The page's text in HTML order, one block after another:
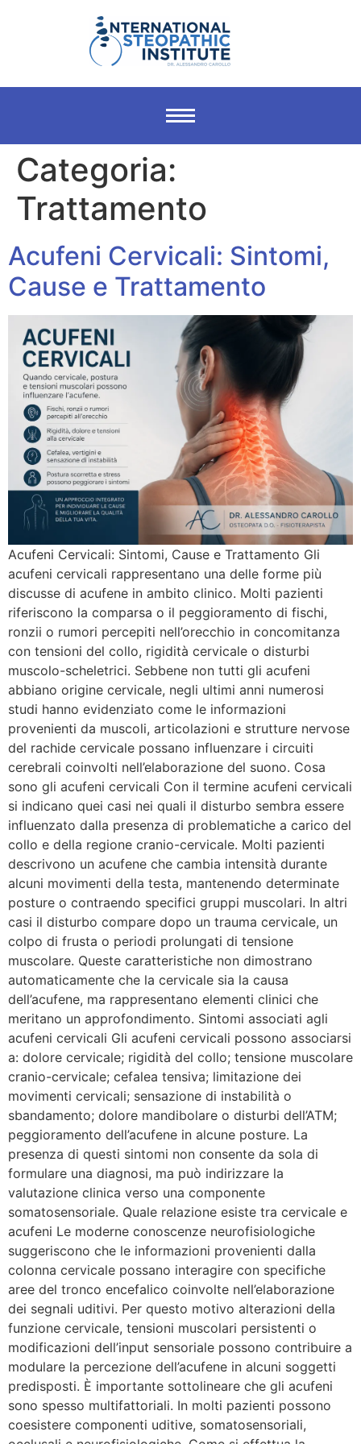
Categoria:
Trattamento
Acufeni Cervicali: Sintomi,
Cause e Trattamento
Acufeni Cervicali: Sintomi, Cause e Trattamento Gli
acufeni cervicali rappresentano una delle forme più
discusse di acufene in ambito clinico. Molti pazienti
riferiscono la comparsa o il peggioramento di fischi,
ronzii o rumori percepiti nell’orecchio in concomitanza
con tensioni del collo, rigidità cervicale o disturbi
muscolo-scheletrici. Sebbene non tutti gli acufeni
abbiano origine cervicale, negli ultimi anni numerosi
studi hanno evidenziato come le informazioni
provenienti da muscoli, articolazioni e strutture nervose
del rachide cervicale possano influenzare i circuiti
cerebrali coinvolti nell’elaborazione del suono. Cosa
sono gli acufeni cervicali Con il termine acufeni cervicali
si indicano quei casi nei quali il disturbo sembra essere
influenzato dalla presenza di problematiche a carico del
collo e della regione cranio-cervicale. Molti pazienti
descrivono un acufene che cambia intensità durante
alcuni movimenti della testa, mantenendo determinate
posture o contraendo specifici gruppi muscolari. In altri
casi il disturbo compare dopo un trauma cervicale, un
colpo di frusta o periodi prolungati di tensione
muscolare. Queste caratteristiche non dimostrano
automaticamente che la cervicale sia la causa
dell’acufene, ma rappresentano elementi clinici che
meritano un approfondimento. Sintomi associati agli
acufeni cervicali Gli acufeni cervicali possono associarsi
a: dolore cervicale; rigidità del collo; tensione muscolare
cranio-cervicale; cefalea tensiva; limitazione dei
movimenti cervicali; sensazione di instabilità o
sbandamento; dolore mandibolare o disturbi dell’ATM;
peggioramento dell’acufene in alcune posture. La
presenza di questi sintomi non consente da sola di
formulare una diagnosi, ma può indirizzare la
valutazione clinica verso una componente
somatosensoriale. Quale relazione esiste tra cervicale e
acufeni Le moderne conoscenze neurofisiologiche
suggeriscono che le informazioni provenienti dalla
colonna cervicale possano interagire con specifiche
aree del tronco encefalico coinvolte nell’elaborazione
dei segnali uditivi. Per questo motivo alterazioni della
funzione cervicale, tensioni muscolari persistenti o
modificazioni dell’input sensoriale possono contribuire a
modulare la percezione dell’acufene in alcuni soggetti
predisposti. È importante sottolineare che gli acufeni
sono spesso multifattoriali. In molti pazienti possono
coesistere componenti uditive, somatosensoriali,